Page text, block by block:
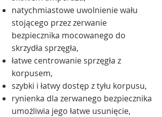
natychmiastowe uwolnienie wału
stojącego przez zerwanie
bezpiecznika mocowanego do
skrzydła sprzęgła,
łatwe centrowanie sprzęgła z
korpusem,
szybki i łatwy dostęp z tyłu korpusu,
rynienka dla zerwanego bezpiecznika
umożliwia jego łatwe usunięcie,